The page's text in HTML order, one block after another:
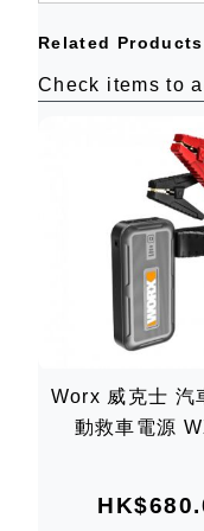
Related Products
Check items to
Worx 威克士 汽
動救車電源